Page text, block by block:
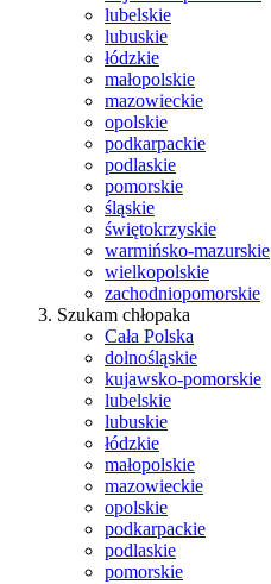
lubelskie
lubuskie
łódzkie
małopolskie
mazowieckie
opolskie
podkarpackie
podlaskie
pomorskie
śląskie
świętokrzyskie
warmińsko-mazurskie
wielkopolskie
zachodniopomorskie
Szukam chłopaka
Cała Polska
dolnośląskie
kujawsko-pomorskie
lubelskie
lubuskie
łódzkie
małopolskie
mazowieckie
opolskie
podkarpackie
podlaskie
pomorskie